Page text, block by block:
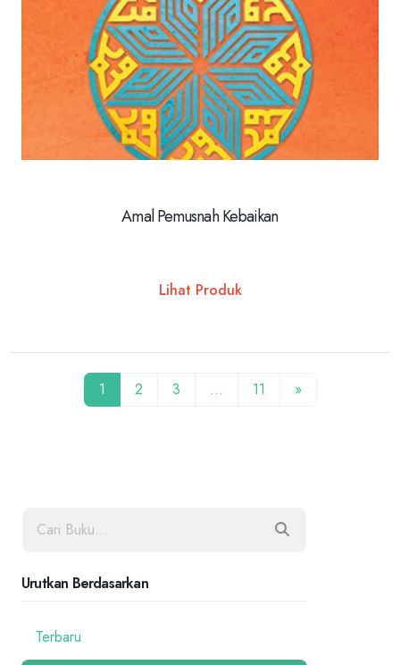
Amal Pemusnah Kebaikan
Lihat Produk
1 2 3 … 11 »
Urutkan Berdasarkan
Terbaru